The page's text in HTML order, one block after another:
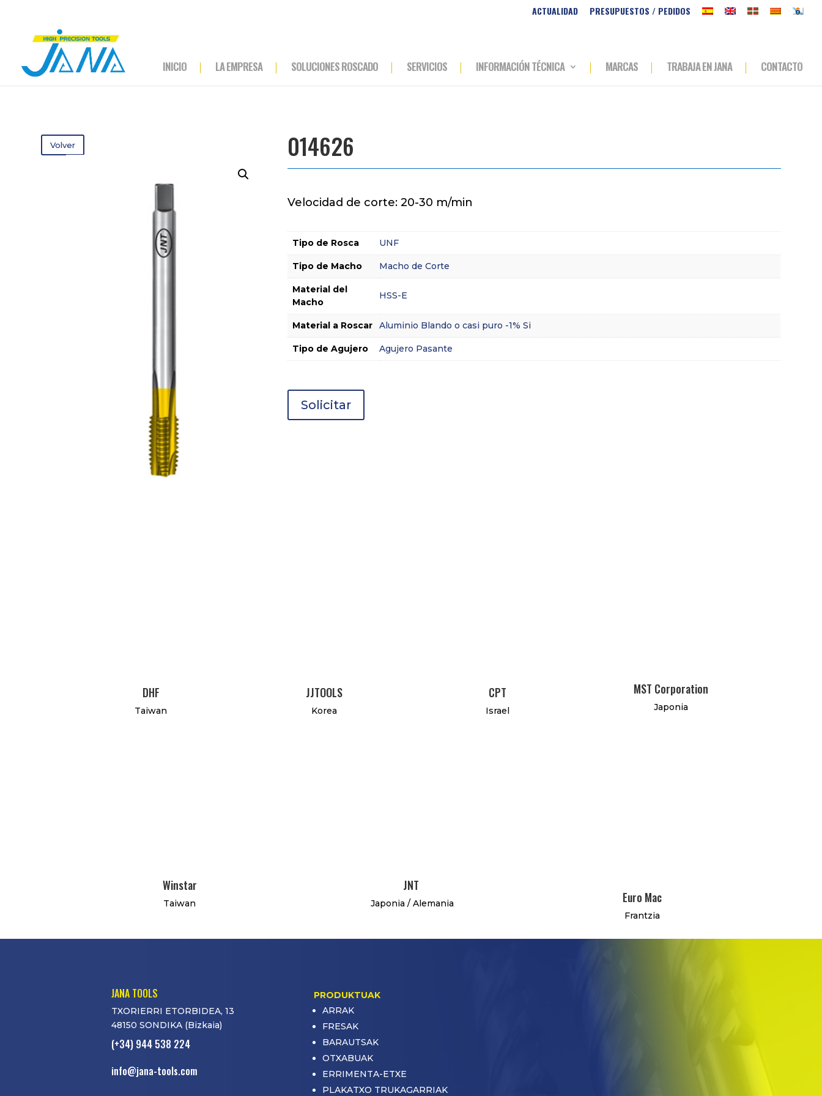
ACTUALIDAD PRESUPUESTOS / PEDIDOS
INICIO LA EMPRESA SOLUCIONES ROSCADO SERVICIOS INFORMACIÓN TÉCNICA MARCAS TRABAJA EN JANA CONTACTO
Volver 014626
Velocidad de corte: 20-30 m/min
Tipo de Rosca UNF
Tipo de Macho Macho de Corte
Material del
Macho
HSS-E
Material a Roscar Aluminio Blando o casi puro -1% Si
Tipo de Agujero Agujero Pasante
Solicitar
DHF
Taiwan
JJTOOLS
Korea
CPT
Israel
MST Corporation
Japonia
Winstar
Taiwan
JNT
Japonia / Alemania Euro Mac
Frantzia
JANA TOOLS
TXORIERRI ETORBIDEA, 13
48150 SONDIKA (Bizkaia)
(+34) 944 538 224
info@jana-tools.com
PRODUKTUAK
ARRAK
FRESAK
BARAUTSAK
OTXABUAK
ERRIMENTA-ETXE
PLAKATXO TRUKAGARRIAK